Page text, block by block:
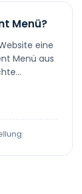
Menü?
eine
Menü aus